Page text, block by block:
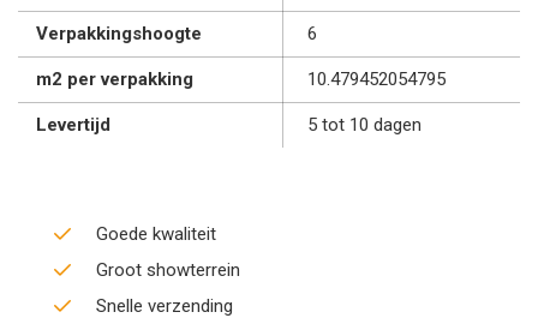
Verpakkingshoogte 6
m2 per verpakking 10.479452054795
Levertijd 5 tot 10 dagen
Goede kwaliteit
Groot showterrein
Snelle verzending